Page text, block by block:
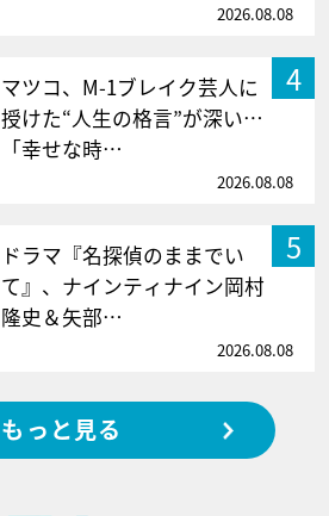
2026.08.08
4
マツコ、M-1ブレイク芸人に
授けた“人生の格言”が深い…
「幸せな時…
2026.08.08
5
ドラマ『名探偵のままでい
て』、ナインティナイン岡村
隆史＆矢部…
2026.08.08
もっと見る